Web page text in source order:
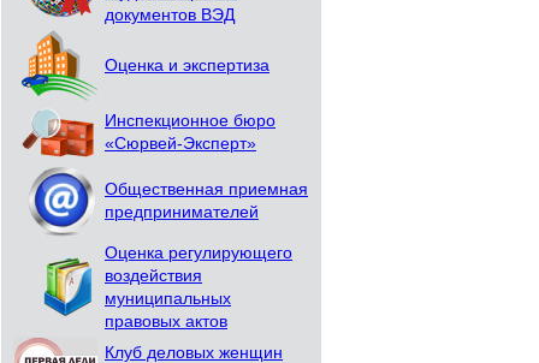
документов ВЭД
Оценка и экспертиза
Инспекционное бюро
«Сюрвей-Эксперт»
Общественная приемная
предпринимателей
Оценка регулирующего
воздействия
муниципальных
правовых актов
Клуб деловых женщин